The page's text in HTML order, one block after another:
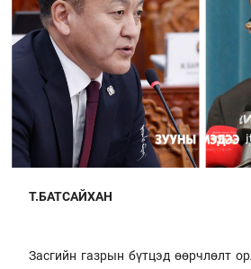
Т.БАТСАЙХАН
Засгийн газрын бүтцэд өөрчлөлт